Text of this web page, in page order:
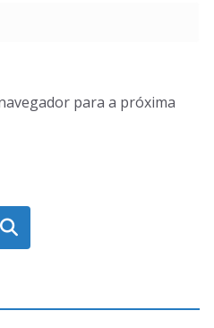
para a próxima